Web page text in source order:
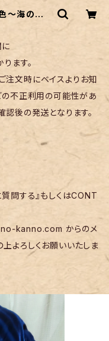
海のよう
ル着物 菅
ます。
注文時にベイスよりお知
の不正利用の可能性があ
後の発送となります。
問する』もしくはCONT
kanno.com からのメ
よろしくお願いいたしま